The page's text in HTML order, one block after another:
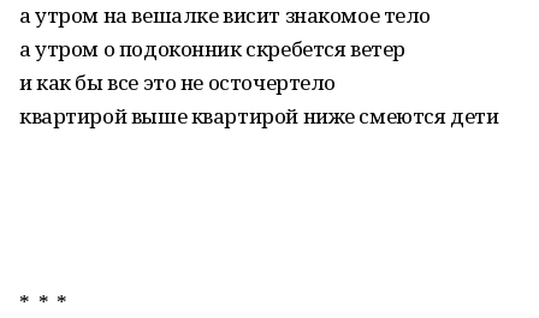
а утром на вешалке висит знакомое тело
а утром о подоконник скребется ветер
и как бы все это не осточертело
квартирой выше квартирой ниже смеются дети
* * *